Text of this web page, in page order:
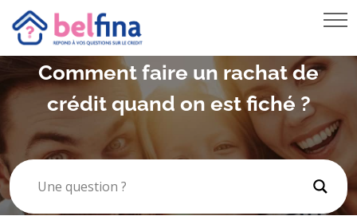
Comment faire un rachat de
crédit quand on est fiché ?
RACHAT DE CRÉDIT HYPOTHÉCAIRE
REGROUPEMENT DE CRÉDITS